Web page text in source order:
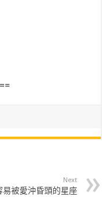
Next
易被愛沖昏頭的星座